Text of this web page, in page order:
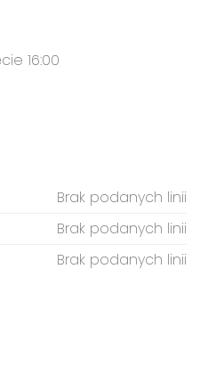
16:00
Brak podanych linii
Brak podanych linii
Brak podanych linii